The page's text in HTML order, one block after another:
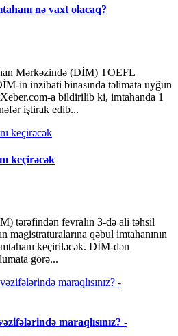
nə vaxt olacaq?
Mərkəzində (DİM) TOEFL
in inzibati binasında təlimata uyğun
a bildirilib ki, imtahanda 1
iştirak edib...
keçirəcək
tərəfindən fevralın 3-də ali təhsil
magistraturalarına qəbul imtahanının
keçiriləcək. DİM-dən
görə...
maraqlısınız? -